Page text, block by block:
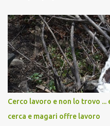
Cerco lavoro e non lo trovo
cerca e magari offre lavoro